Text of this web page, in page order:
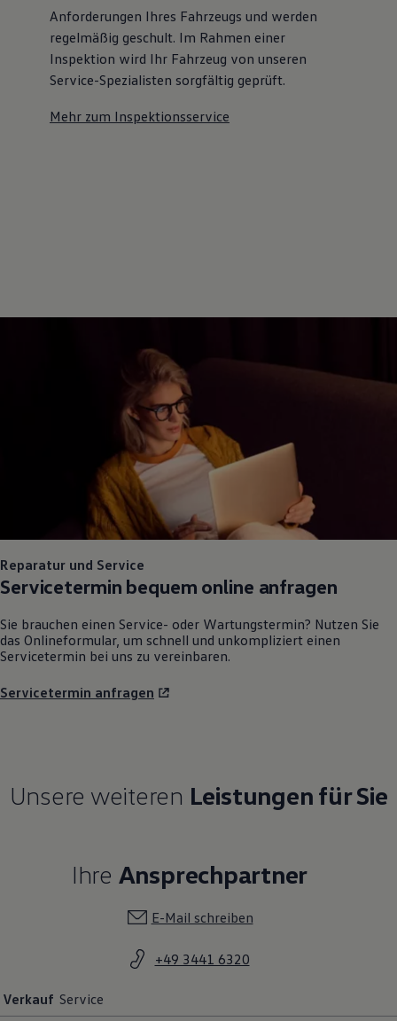
Anforderungen Ihres Fahrzeugs und werden
regelmäßig geschult. Im Rahmen einer
Inspektion wird Ihr Fahrzeug von unseren
Service-Spezialisten sorgfältig geprüft.
Mehr zum Inspektionsservice
Reparatur und Service
Servicetermin bequem online anfragen
Sie brauchen einen Service- oder Wartungstermin? Nutzen Sie
das Onlineformular, um schnell und unkompliziert einen
Servicetermin bei uns zu vereinbaren.
Servicetermin anfragen
Unsere weiteren Leistungen für Sie
Ihre Ansprechpartner
E-Mail schreiben
+49 3441 6320
Verkauf Service